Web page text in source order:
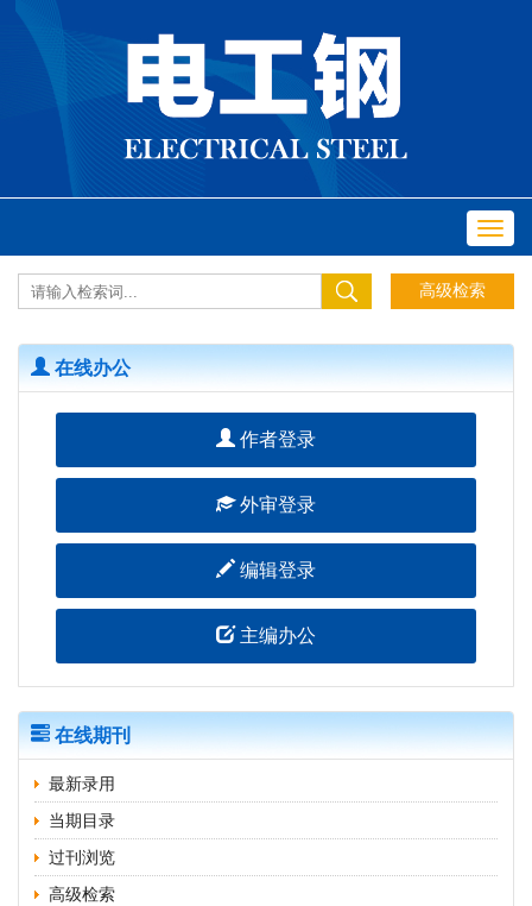
在线办公
作者登录
外审登录
编辑登录
主编办公
在线期刊
最新录用
当期目录
过刊浏览
高级检索